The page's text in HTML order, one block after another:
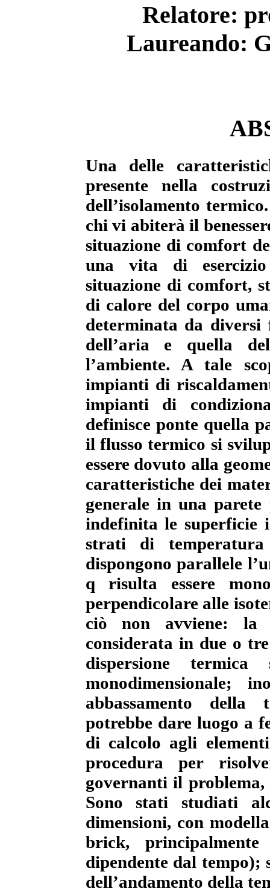
Relatore:
Laureando:
Una delle
presente nella
dell’isolamento
chi vi abiterà il
situazione di comfort
una vita di
situazione di comfort,
di calore del corpo
determinata da
dell’aria e quella
l’ambiente. A tale
impianti di
impianti di
definisce ponte quella
il flusso termico si
essere dovuto alla
caratteristiche dei
generale in una
indefinita le superficie
strati di
dispongono parallele
q risulta essere
perpendicolare alle
ciò non avviene: la
considerata in due o
dispersione
abbassamento della
potrebbe dare luogo a
di calcolo agli
procedura per
governanti il
Sono stati studiati
dimensioni, con
brick,
dipendente dal
dell’andamento della